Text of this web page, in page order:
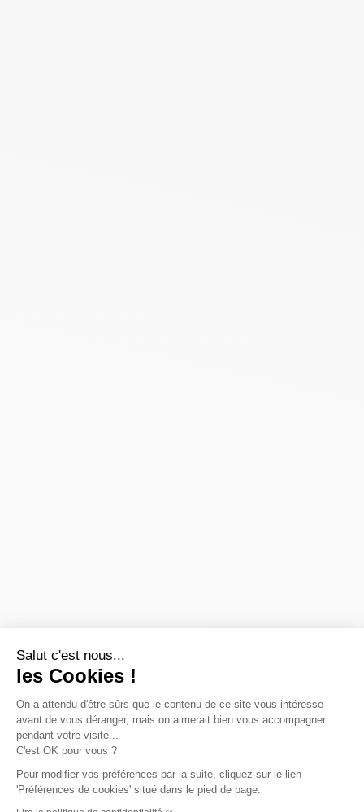
Salut c'est nous...
les Cookies !
On a attendu d'être sûrs que le contenu de ce site vous intéresse
avant de vous déranger, mais on aimerait bien vous accompagner
pendant votre visite...
C'est OK pour vous ?
Pour modifier vos préférences par la suite, cliquez sur le lien
'Préférences de cookies' situé dans le pied de page.